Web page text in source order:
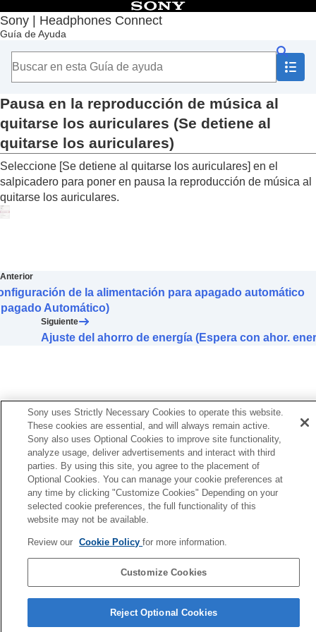
Sony | Headphones Connect
Guía de Ayuda
Contenido
Principio
Introducción
Utilización
Acerca del salpicadero “Sony | Headphones
Connect
Funciones que aparecen en la pestaña [Estado]
Funciones que aparecen en la pestaña [Sonido]
Funciones que aparecen en la pestaña [Sistema]
Utilización de una conexión multipunto
(Conectar simultán. a 2 dispositivos)
Cambio del ajuste del Asistente de voz
Activación/desactivación de la función para
Cambio de la función del botón o el sensor
táctil
Cambio de la función de la operación de
punteo
[Umg.geräusch-Strg]
Cambio del servicio asignado aQuick Access
Cambio del ajuste de prioridad de la conexión
BLUETOOTH(LE Audio) (Calidad de
conexión de LE Audio)
Activación del control de los auriculares
asintiendo y negando con gestos de la
cabeza (Gesto de la cabeza)
Configuración de una conexión
auriculares
Selección de la talla de almohadillas óptima
Configuración de la alimentación para
apagado automático (Apagado Automático)
Pausa en la reproducción de música al
quitarse los auriculares (Se detiene al
Pausa en la reproducción de música al
quitarse los auriculares (Se detiene al
quitarse los auriculares)
Seleccione [Se detiene al quitarse los auriculares] en el
salpicadero para poner en pausa la reproducción de música al
quitarse los auriculares.
Anterior
de la alimentación para apagado automático
Automático)
Siguiente
Ajuste del ahorro de energía (Espera con ahor.
Página de selección de idioma
4-730-254-36(1)
Sony uses Strictly Necessary Cookies to operate this website.
These cookies are essential, and will always remain active.
Sony also uses Optional Cookies to improve site functionality,
analyze usage, deliver advertisements and interact with third
parties. By using this site, you agree to the placement of
Optional Cookies. You can manage your cookie preferences at
any time by clicking "Customize Cookies" Depending on your
selected cookie preferences, the full functionality of this
website may not be available.
Review our Cookie Policyfor more information.
Customize Cookies
Reject Optional Cookies